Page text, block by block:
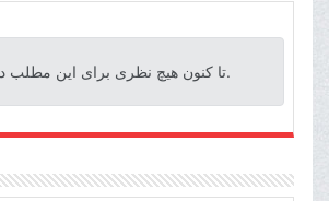
تا کنون هیچ نظری برای این مطلب درج نشده است.